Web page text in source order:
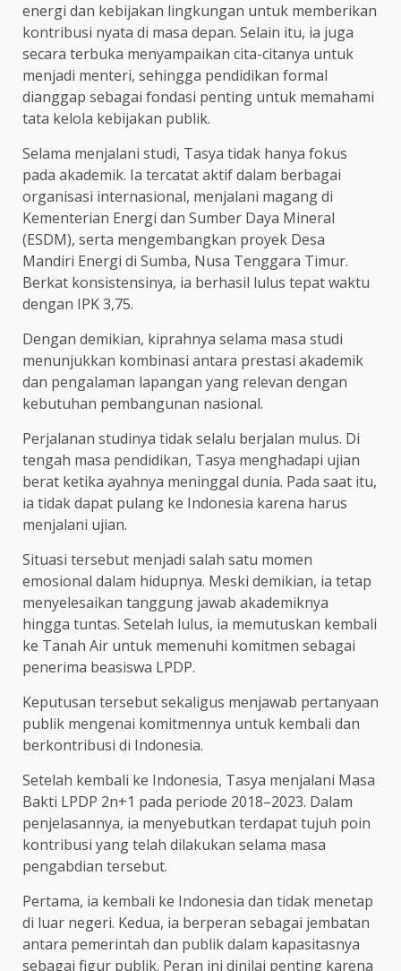
energi dan kebijakan lingkungan untuk memberikan
kontribusi nyata di masa depan. Selain itu, ia juga
secara terbuka menyampaikan cita-citanya untuk
menjadi menteri, sehingga pendidikan formal
dianggap sebagai fondasi penting untuk memahami
tata kelola kebijakan publik.
Selama menjalani studi, Tasya tidak hanya fokus
pada akademik. Ia tercatat aktif dalam berbagai
organisasi internasional, menjalani magang di
Kementerian Energi dan Sumber Daya Mineral
(ESDM), serta mengembangkan proyek Desa
Mandiri Energi di Sumba, Nusa Tenggara Timur.
Berkat konsistensinya, ia berhasil lulus tepat waktu
dengan IPK 3,75.
Dengan demikian, kiprahnya selama masa studi
menunjukkan kombinasi antara prestasi akademik
dan pengalaman lapangan yang relevan dengan
kebutuhan pembangunan nasional.
Perjalanan studinya tidak selalu berjalan mulus. Di
tengah masa pendidikan, Tasya menghadapi ujian
berat ketika ayahnya meninggal dunia. Pada saat itu,
ia tidak dapat pulang ke Indonesia karena harus
menjalani ujian.
Situasi tersebut menjadi salah satu momen
emosional dalam hidupnya. Meski demikian, ia tetap
menyelesaikan tanggung jawab akademiknya
hingga tuntas. Setelah lulus, ia memutuskan kembali
ke Tanah Air untuk memenuhi komitmen sebagai
penerima beasiswa LPDP.
Keputusan tersebut sekaligus menjawab pertanyaan
publik mengenai komitmennya untuk kembali dan
berkontribusi di Indonesia.
Setelah kembali ke Indonesia, Tasya menjalani Masa
Bakti LPDP 2n+1 pada periode 2018–2023. Dalam
penjelasannya, ia menyebutkan terdapat tujuh poin
kontribusi yang telah dilakukan selama masa
pengabdian tersebut.
Pertama, ia kembali ke Indonesia dan tidak menetap
di luar negeri. Kedua, ia berperan sebagai jembatan
antara pemerintah dan publik dalam kapasitasnya
sebagai figur publik. Peran ini dinilai penting karena